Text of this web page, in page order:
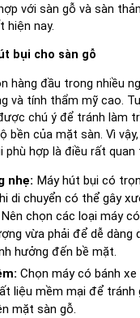
với sàn gỗ và sàn
hiện nay.
bụi cho sàn gỗ
hàng đầu trong nhiều
và tính thẩm mỹ cao.
chú ý để tránh làm
bền của mặt sàn. Vì
phù hợp là điều rất quan
nhẹ: Máy hút bụi có
di chuyển có thể gây
chọn các loại máy
vừa phải để dễ dàng
hưởng đến bề mặt.
Chọn máy có bánh
liệu mềm mại để tránh
mặt sàn gỗ.